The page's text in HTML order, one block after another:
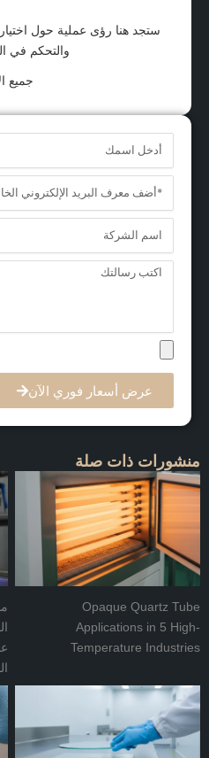
ستجد هنا رؤى عملية حول اختيار
والتحكم في
جميع
الاسم
البريد
الإلكتروني
الاسم
الرسالة
عرض أسعار فوري الآن
منشورات ذات صلة
Opaque Quartz Tube
Applications in 5 High-
Temperature Industries